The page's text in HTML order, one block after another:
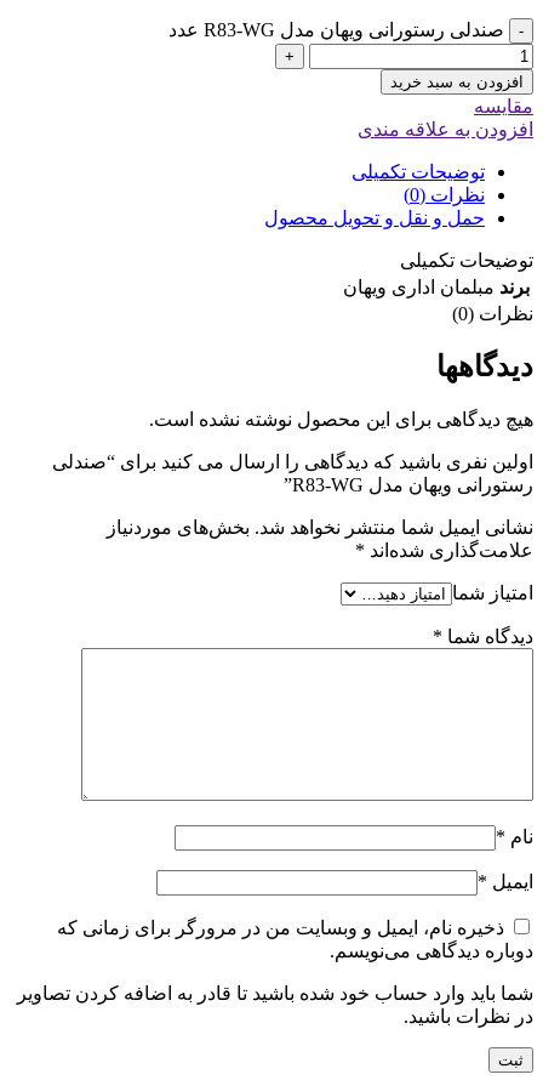
- صندلی رستورانی ویهان مدل R83-WG عدد
+
افزودن به سبد خرید
مقایسه
افزودن به علاقه مندی
توضیحات تکمیلی
نظرات (0)
حمل و نقل و تحویل محصول
توضیحات تکمیلی
برند مبلمان اداری ویهان
نظرات (0)
دیدگاهها
هیچ دیدگاهی برای این محصول نوشته نشده است.
اولین نفری باشید که دیدگاهی را ارسال می کنید برای “صندلی
رستورانی ویهان مدل R83-WG”
نشانی ایمیل شما منتشر نخواهد شد. بخش‌های موردنیاز
علامت‌گذاری شده‌اند *
امتیاز شما
دیدگاه شما *
نام *
ایمیل *
ذخیره نام، ایمیل و وبسایت من در مرورگر برای زمانی که
دوباره دیدگاهی می‌نویسم.
شما باید وارد حساب خود شده باشید تا قادر به اضافه کردن تصاویر
در نظرات باشید.